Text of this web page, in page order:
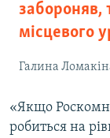
забороняв,
місцевого
Галина
«Якщо
робиться на